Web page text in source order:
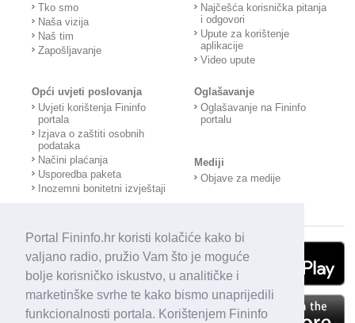
Portal Fininfo.hr koristi kolačiće kako bi
valjano radio, pružio Vam što je moguće
bolje korisničko iskustvo, u analitičke i
marketinške svrhe te kako bismo unaprijedili
funkcionalnosti portala. Korištenjem Fininfo
Tko smo
Naša vizija
Naš tim
Zapošljavanje
Najčešća korisnička pitanja
i odgovori
Upute za korištenje
aplikacije
Video upute
Opći uvjeti poslovanja
Uvjeti korištenja Fininfo
portala
Izjava o zaštiti osobnih
podataka
Načini plaćanja
Usporedba paketa
Inozemni bonitetni izvještaji
Oglašavanje
Oglašavanje na Fininfo
portalu
Mediji
Objave za medije